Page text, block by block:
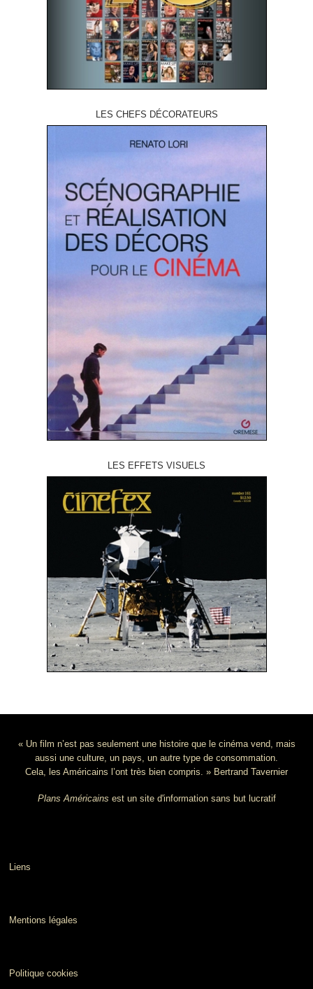
LES CHEFS DÉCORATEURS
LES EFFETS VISUELS
« Un film n’est pas seulement une histoire que le cinéma vend, mais
aussi une culture, un pays, un autre type de consommation.
Cela, les Américains l’ont très bien compris. » Bertrand Tavernier
Plans Américains est un site d'information sans but lucratif
Liens
Mentions légales
Politique cookies